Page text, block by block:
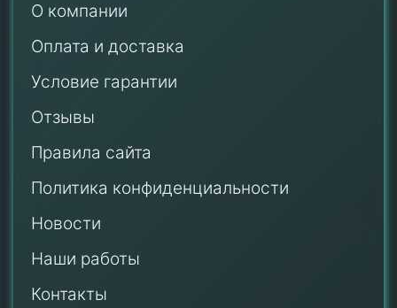
О компании
Оплата и доставка
Условие гарантии
Отзывы
Правила сайта
Политика конфиденциальности
Новости
Наши работы
Контакты